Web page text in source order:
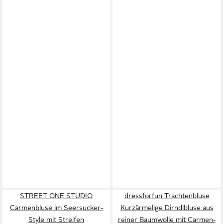
STREET ONE STUDIO
Carmenbluse im Seersucker-
Style mit Streifen
dressforfun Trachtenbluse
Kurzärmelige Dirndlbluse aus
reiner Baumwolle mit Carmen-